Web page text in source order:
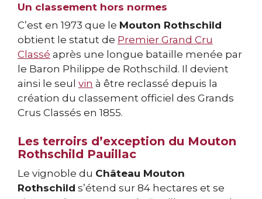
Un classement hors normes
C’est en 1973 que le Mouton Rothschild
obtient le statut de Premier Grand Cru
Classé après une longue bataille menée par
le Baron Philippe de Rothschild. Il devient
ainsi le seul vin à être reclassé depuis la
création du classement officiel des Grands
Crus Classés en 1855.
Les terroirs d’exception du Mouton
Rothschild Pauillac
Le vignoble du Château Mouton
Rothschild s’étend sur 84 hectares et se